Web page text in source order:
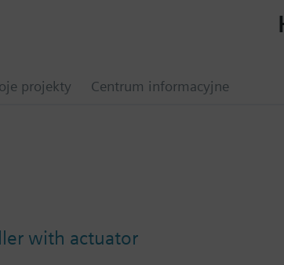
projekty Centrum informacyjne
with actuator